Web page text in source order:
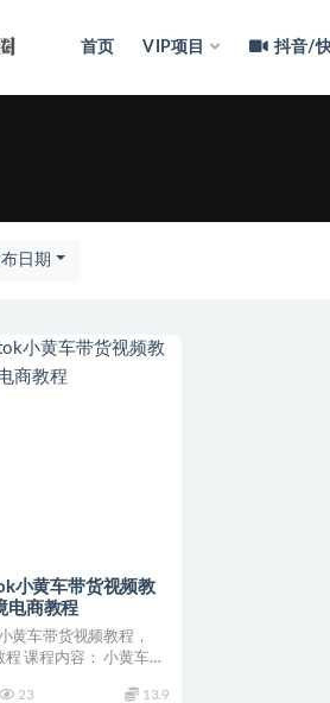
首页 VIP项目 抖音/
日期
小黄车带货视频教
电商教程
黄车带货视频教程，
课程内容： 小黄车带
23 13.9